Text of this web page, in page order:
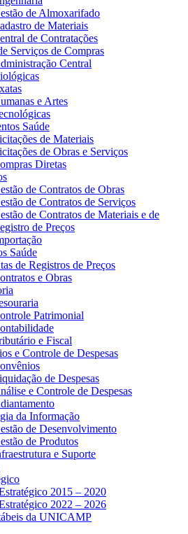
de Almoxarifado
de Materiais
de Contratações
Serviços de Compras
Central
e Artes
Saúde
de Materiais
de Obras e Serviços
Diretas
de Contratos de Obras
de Contratos de Serviços
de Contratos de Materiais e de
de Preços
Saúde
de Registros de Preços
e Obras
Patrimonial
e Fiscal
e Controle de Despesas
de Despesas
e Controle de Despesas
da Informação
de Desenvolvimento
de Produtos
e Suporte
2015 – 2020
2022 – 2026
da UNICAMP